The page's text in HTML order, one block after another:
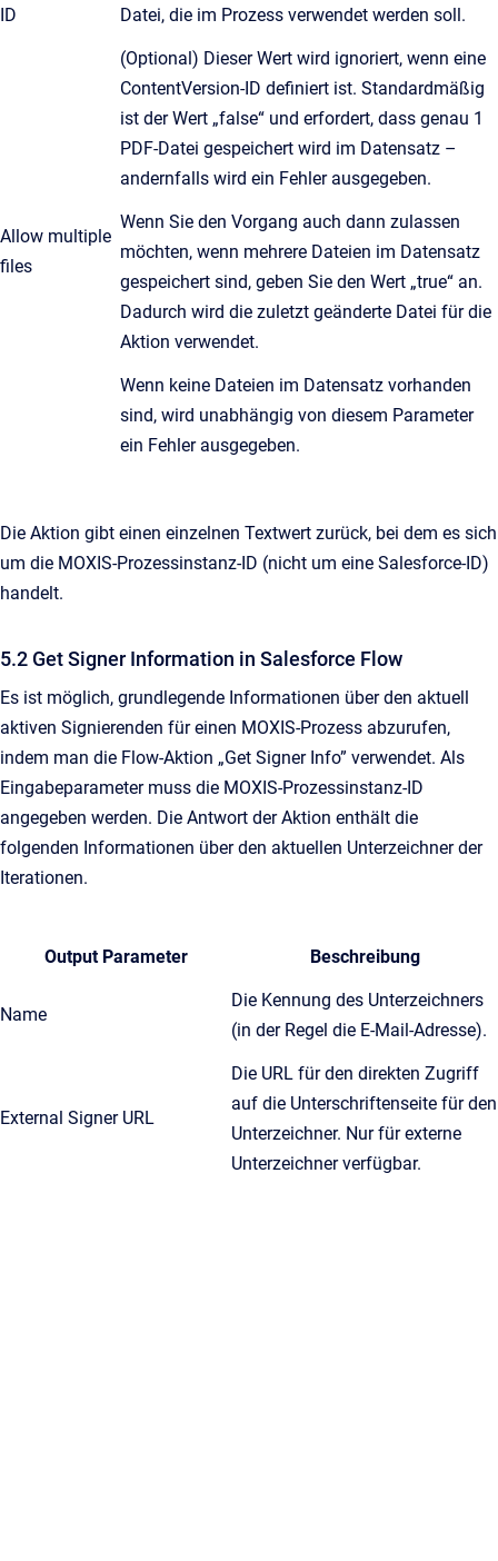
ID
Datei, die im Prozess verwendet werden soll.
Allow multiple
files
(Optional) Dieser Wert wird ignoriert, wenn eine
ContentVersion-ID definiert ist. Standardmäßig
ist der Wert „false“ und erfordert, dass genau 1
PDF-Datei gespeichert wird im Datensatz –
andernfalls wird ein Fehler ausgegeben.
Wenn Sie den Vorgang auch dann zulassen
möchten, wenn mehrere Dateien im Datensatz
gespeichert sind, geben Sie den Wert „true“ an.
Dadurch wird die zuletzt geänderte Datei für die
Aktion verwendet.
Wenn keine Dateien im Datensatz vorhanden
sind, wird unabhängig von diesem Parameter
ein Fehler ausgegeben.
Die Aktion gibt einen einzelnen Textwert zurück, bei dem es sich
um die MOXIS-Prozessinstanz-ID (nicht um eine Salesforce-ID)
handelt.
5.2 Get Signer Information in Salesforce Flow
Es ist möglich, grundlegende Informationen über den aktuell
aktiven Signierenden für einen MOXIS-Prozess abzurufen,
indem man die Flow-Aktion „Get Signer Info” verwendet. Als
Eingabeparameter muss die MOXIS-Prozessinstanz-ID
angegeben werden. Die Antwort der Aktion enthält die
folgenden Informationen über den aktuellen Unterzeichner der
Iterationen.
Output Parameter Beschreibung
Name
Die Kennung des Unterzeichners
(in der Regel die E-Mail-Adresse).
External Signer URL
Die URL für den direkten Zugriff
auf die Unterschriftenseite für den
Unterzeichner. Nur für externe
Unterzeichner verfügbar.